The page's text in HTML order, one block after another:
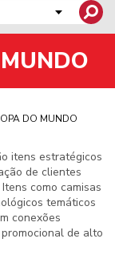
DO MUNDO
itens estratégicos
de clientes
como camisas
temáticos
conexões
de alto